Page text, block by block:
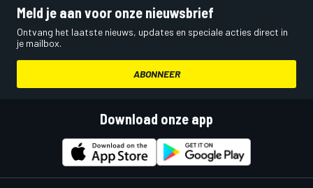
Meld je aan voor onze nieuwsbrief
Ontvang het laatste nieuws, updates en speciale acties direct in
je mailbox.
ABONNEER
Download onze app